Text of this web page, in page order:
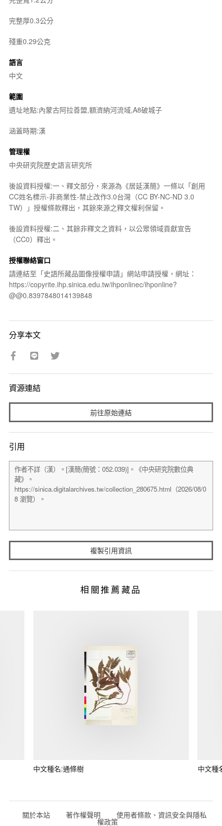
完整厚0.3公分
殘重0.29公克
語言
中文
範圍
遺址地點:內蒙古阿拉善盟,額濟納河流域,A8破城子
涵蓋時期:漢
管理權
中央研究院歷史語言研究所
後設資料授權:一、釋文部分，來源為《居延漢簡》一條以「創用
CC姓名標示-非商業性-禁止改作3.0台灣（CC BY-NC-ND 3.0
TW）」授權條款釋出，其餘來源之釋文權利保留。
後設資料授權:二、其餘非釋文之資料，以公眾領域貢獻宣告
（CC0）釋出。
授權聯絡窗口
請連結至「史語所藏品圖像授權申請」網站申請授權，網址：
https://copyrite.ihp.sinica.edu.tw/ihponlinec/ihponline?
@@0.8397848014139848
分享本文
資源連結
前往原始連結
引用
複製引用資訊
相關推薦藏品
中文種名:通條樹 中文種
關於本站 著作權聲明 使用者條款、資訊安全與隱私
權政策